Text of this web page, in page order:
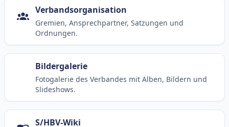
Verbandsorganisation
Gremien, Ansprechpartner, Satzungen und
Ordnungen.
Bildergalerie
Fotogalerie des Verbandes mit Alben, Bildern und
Slideshows.
S/HBV-Wiki